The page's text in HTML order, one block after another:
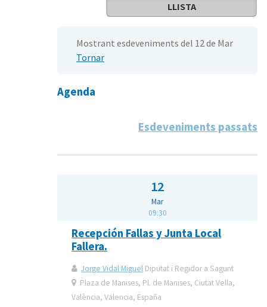
LLISTA
Mostrant esdeveniments del 12 de Mar
Tornar
Agenda
Esdeveniments passats
12
Mar
09:30
Recepción Fallas y Junta Local
Fallera.
Jorge Vidal Miguel Diputat i Regidor a Sagunt
Plaza de Manises, Pl. de Manises, Ciutat Vella,
València, Valencia, España